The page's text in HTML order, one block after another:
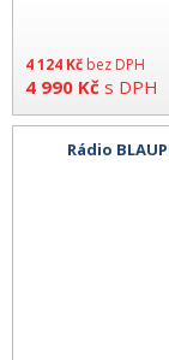
4 124 Kč bez DPH
4 990 Kč s DPH
Rádio